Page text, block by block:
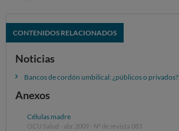
CONTENIDOS RELACIONADOS
Noticias
Bancos de cordón umbilical: ¿públicos o privados?
Anexos
Células madre
OCU Salud - abr. 2009 - Nº de revista 083